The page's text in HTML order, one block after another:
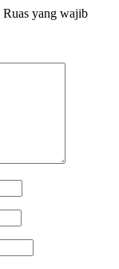
Ruas yang wajib